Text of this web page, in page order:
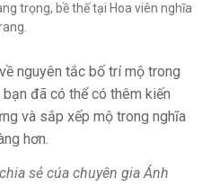
trọng, bề thế tại Hoa viên nghĩa
nguyên tắc bố trí mộ trong
đã có thể có thêm kiến
và sắp xếp mộ trong nghĩa
hơn.
sẻ cúa chuyên gia Ánh